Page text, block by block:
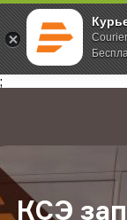
;
Главная О
КСЭ